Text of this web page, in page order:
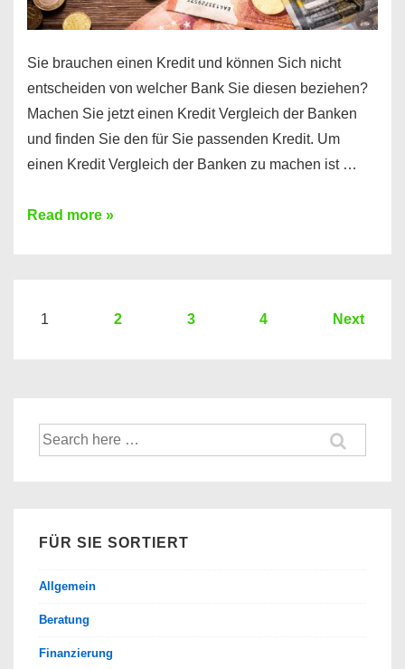
Sie brauchen einen Kredit und können Sich nicht
entscheiden von welcher Bank Sie diesen beziehen?
Machen Sie jetzt einen Kredit Vergleich der Banken
und finden Sie den für Sie passenden Kredit. Um
einen Kredit Vergleich der Banken zu machen ist …
Sie
Hier
Banken
Read more »
Seitennummerierung
1 2 3 4 Next
Suche
nach:
FÜR SIE SORTIERT
Allgemein
Beratung
Finanzierung